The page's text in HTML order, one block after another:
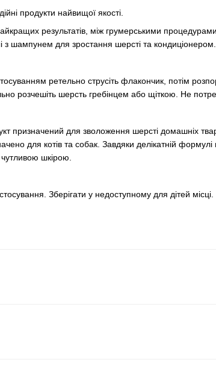
продукти найвищої якості.
результатів, між грумерськими
з шампунем для зростання шерсті та кондиціонером.
ретельно струсіть флакончик, потім
розчешіть шерсть гребінцем або щіткою. Не
призначений для зволоження шерсті домашніх
для котів та собак. Завдяки делікатній
шкірою.
Зберігати у недоступному для дітей місці.